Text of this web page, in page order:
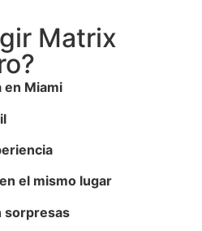
Matrix
en Miami
el mismo lugar
sorpresas